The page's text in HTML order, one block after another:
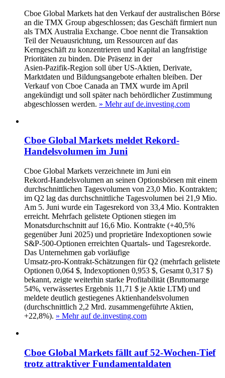
Cboe Global Markets hat den Verkauf der australischen Börse
an die TMX Group abgeschlossen; das Geschäft firmiert nun
als TMX Australia Exchange. Cboe nennt die Transaktion
Teil der Neuausrichtung, um Ressourcen auf das
Kerngeschäft zu konzentrieren und Kapital an langfristige
Prioritäten zu binden. Die Präsenz in der
Asien‑Pazifik‑Region soll über US‑Aktien, Derivate,
Marktdaten und Bildungsangebote erhalten bleiben. Der
Verkauf von Cboe Canada an TMX wurde im April
angekündigt und soll später nach behördlicher Zustimmung
abgeschlossen werden. » Mehr auf de.investing.com
Cboe Global Markets meldet Rekord-
Handelsvolumen im Juni
Cboe Global Markets verzeichnete im Juni ein
Rekord‑Handelsvolumen an seinen Optionsbörsen mit einem
durchschnittlichen Tagesvolumen von 23,0 Mio. Kontrakten;
im Q2 lag das durchschnittliche Tagesvolumen bei 21,9 Mio.
Am 5. Juni wurde ein Tagesrekord von 33,4 Mio. Kontrakten
erreicht. Mehrfach gelistete Optionen stiegen im
Monatsdurchschnitt auf 16,6 Mio. Kontrakte (+40,5%
gegenüber Juni 2025) und proprietäre Indexoptionen sowie
S&P‑500‑Optionen erreichten Quartals‑ und Tagesrekorde.
Das Unternehmen gab vorläufige
Umsatz‑pro‑Kontrakt‑Schätzungen für Q2 (mehrfach gelistete
Optionen 0,064 $, Indexoptionen 0,953 $, Gesamt 0,317 $)
bekannt, zeigte weiterhin starke Profitabilität (Bruttomarge
54%, verwässertes Ergebnis 11,71 $ je Aktie LTM) und
meldete deutlich gestiegenes Aktienhandelsvolumen
(durchschnittlich 2,2 Mrd. zusammengeführte Aktien,
+22,8%). » Mehr auf de.investing.com
Cboe Global Markets fällt auf 52‑Wochen‑Tief
trotz attraktiver Fundamentaldaten